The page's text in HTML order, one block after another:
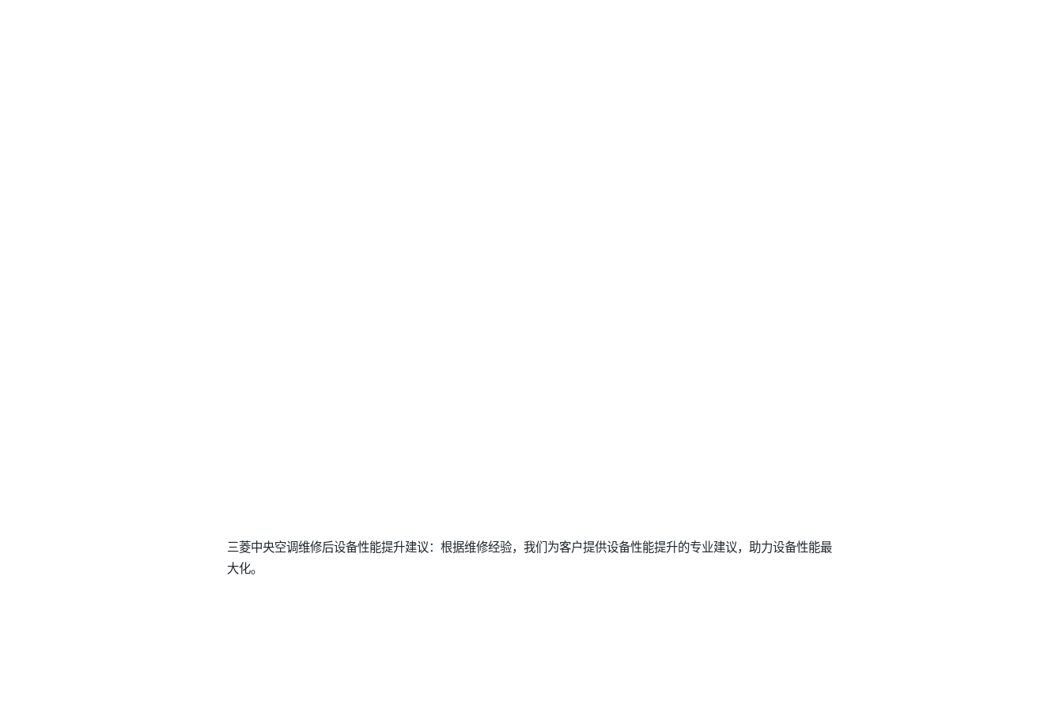
三菱中央空调维修后设备性能提升建议：根据维修经验，我们为客户提供设备性能提升的专业建议，助力设备性能最
大化。